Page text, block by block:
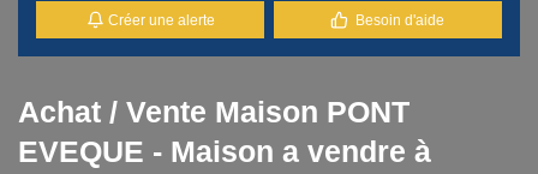
Gestion
Nos agences
Créer une alerte Besoin d'aide
Achat / Vente Maison PONT
EVEQUE - Maison a vendre à